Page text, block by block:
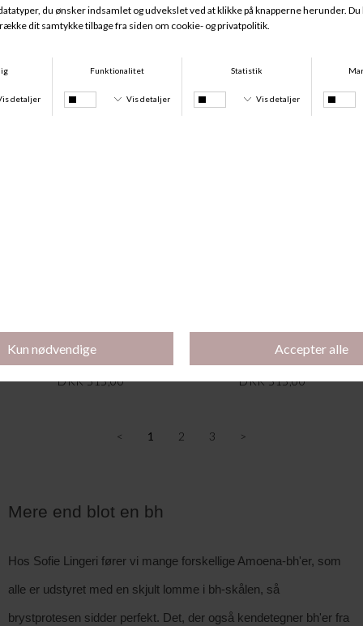
Balance Aqua Svømmeprotese
DKK 515,00
Aqua Svømmeprotese Full-Cup
DKK 515,00
< 1 2 3 >
Mere end blot en bh
Hos Sofie Lingeri fører vi mange forskellige Amoena-bh'er, som
alle er udstyret med en skjult lomme i bh-skålen, så
brystprotesen sidder perfekt. Det, der også kendetegner bh'er fra